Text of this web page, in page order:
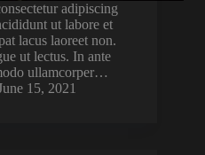
adipiscing
ut labore et
lacus laoreet non.
ut lectus. In ante
ullamcorper…
15, 2021